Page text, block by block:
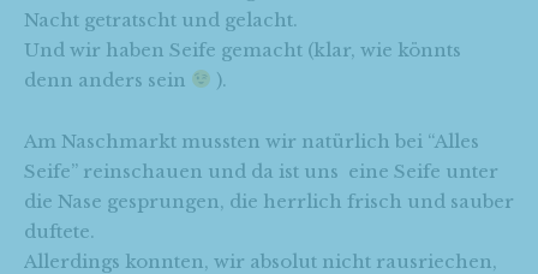
Nacht getratscht und gelacht.
Und wir haben Seife gemacht (klar, wie könnts
denn anders sein
).
Am Naschmarkt mussten wir natürlich bei “Alles
Seife” reinschauen und da ist uns eine Seife unter
die Nase gesprungen, die herrlich frisch und sauber
duftete.
Allerdings konnten, wir absolut nicht rausriechen,